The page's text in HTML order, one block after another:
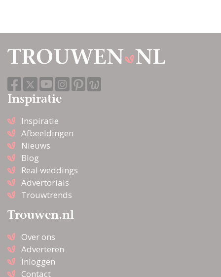
Inspiratie
Inspiratie
Afbeeldingen
Nieuws
Blog
Real weddings
Advertorials
Trouwtrends
Trouwen.nl
Over ons
Adverteren
Inloggen
Contact